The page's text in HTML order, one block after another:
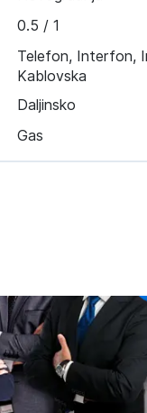
0.5 / 1
Telefon, Interfon,
Kablovska
Daljinsko
Gas